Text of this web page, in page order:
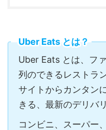
Uber Eats とは？
Uber Eats とは、フ
列のできるレストラ
サイトからカンタン
きる、最新のデリバ
コンビニ、スーパー